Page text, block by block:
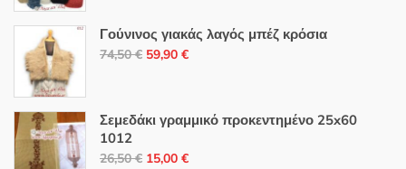
was:
8,00 €.
τιμή
είναι:
Γούνινος γιακάς λαγός μπέζ κρόσια
74,50€ Original
74,50 €.
59,90 €Η
είναι:
Σεμεδάκι γραμμικό προκεντημένο 25x60
1012
26,50€ Original
15,00 €Η